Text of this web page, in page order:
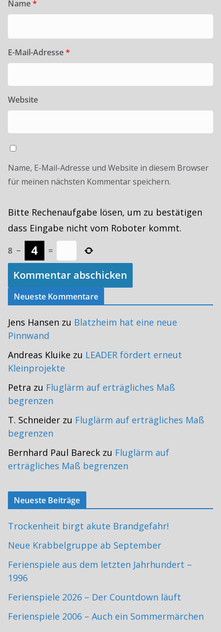
Name*
E-Mail-Adresse*
Website
Name, E-Mail-Adresse und Website in diesem Browser
für meinen nächsten Kommentar speichern.
Bitte Rechenaufgabe lösen, um zu bestätigen
dass Eingabe nicht vom Roboter kommt.
8 − =
Neueste Kommentare
Jens Hansen zu Blatzheim hat eine neue
Pinnwand
Andreas Kluike zu LEADER fördert erneut
Kleinprojekte
Petra zu Fluglärm auf erträgliches Maß
begrenzen
T. Schneider zu Fluglärm auf erträgliches Maß
begrenzen
Bernhard Paul Bareck zu Fluglärm auf
erträgliches Maß begrenzen
Neueste Beiträge
Trockenheit birgt akute Brandgefahr!
Neue Krabbelgruppe ab September
Ferienspiele aus dem letzten Jahrhundert –
1996
Ferienspiele 2026 – Der Countdown läuft
Ferienspiele 2006 – Auch ein Sommermärchen